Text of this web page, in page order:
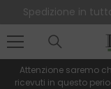
Spedizione in
Attenzione saremo
ricevuti in questo